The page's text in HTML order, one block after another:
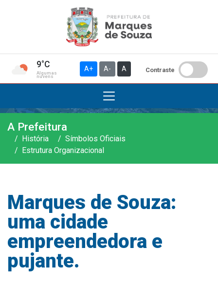
9°C
Algumas
nuvens
A+ A- A Contraste
Institucional
A Prefeitura
História do Município
Símbolos Oficiais
Estrutura Organizacional
A Prefeitura
História
Símbolos Oficiais
Estrutura Organizacional
Marques de Souza:
uma cidade
empreendedora e
pujante.